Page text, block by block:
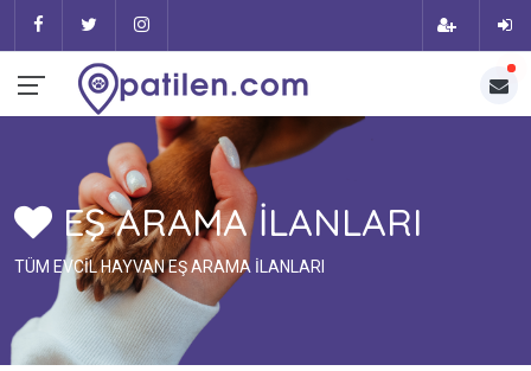
EŞ ARAMA İLANLARI
TÜM EVCİL HAYVAN EŞ ARAMA İLANLARI